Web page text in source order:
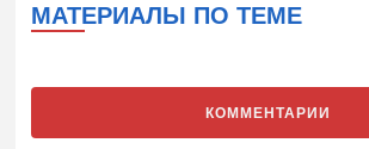
МАТЕРИАЛЫ ПО ТЕМЕ
КОММЕНТАРИИ